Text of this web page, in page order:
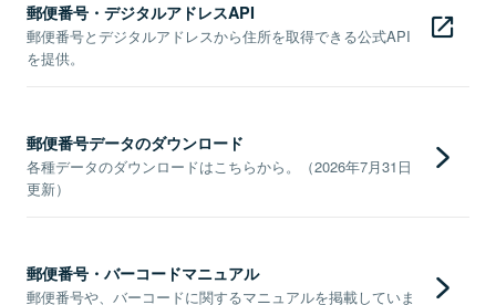
郵便番号・デジタルアドレスAPI
郵便番号とデジタルアドレスから住所を取得できる公式API
を提供。
郵便番号データのダウンロード
各種データのダウンロードはこちらから。（2026年7月31日
更新）
郵便番号・バーコードマニュアル
郵便番号や、バーコードに関するマニュアルを掲載していま